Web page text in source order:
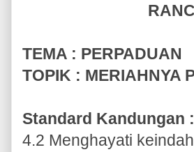
TEMA : PERPADUAN
TOPIK : MERIAHNYA
Standard Kandungan :
4.2 Menghayati